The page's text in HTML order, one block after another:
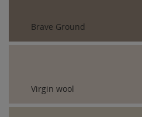
Brave Ground
Virgin wool